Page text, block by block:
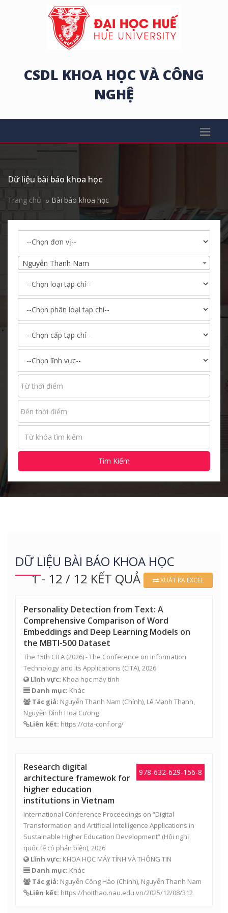
CSDL KHOA HỌC VÀ CÔNG
NGHỆ
Dữ liệu bài báo khoa học
Trang chủ Bài báo khoa học
Nguyễn Thanh Nam
Tìm Kiếm
DỮ LIỆU BÀI BÁO KHOA HỌC
1 - 12 / 12 KẾT QUẢ
XUẤT RA EXCEL
Personality Detection from Text: A
Comprehensive Comparison of Word
Embeddings and Deep Learning Models on
the MBTI-500 Dataset
The 15th CITA (2026) - The Conference on Information
Technology and its Applications (CITA), 2026
Lĩnh vực: Khoa học máy tính
Danh mục: Khác
Tác giả: Nguyễn Thanh Nam (Chính), Lê Mạnh Thạnh,
Nguyễn Đình Hoa Cương
Liên kết: https://cita-conf.org/
978-632-629-156-8
Research digital
architecture framewok for
higher education
institutions in Vietnam
International Conference Proceedings on “Digital
Transformation and Artificial Intelligence Applications in
Sustainable Higher Education Development” (Hội nghị
quốc tế có phản biện), 2026
Lĩnh vực: KHOA HỌC MÁY TÍNH VÀ THÔNG TIN
Danh mục: Khác
Tác giả: Nguyễn Công Hào (Chính), Nguyễn Thanh Nam
Liên kết: https://hoithao.nau.edu.vn/2025/12/08/312